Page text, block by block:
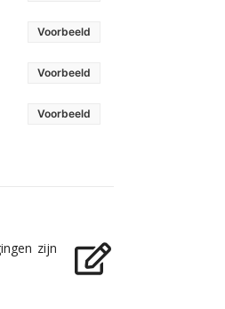
Voorbeeld
Voorbeeld
Voorbeeld
zijn